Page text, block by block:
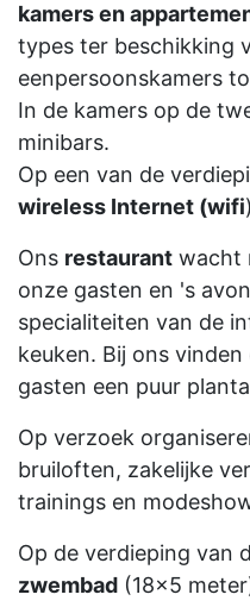
kamers en
types ter beschikking
eenpersoonskamers
In de kamers op de
minibars.
Op een van de
wireless Internet (wifi
Ons restaurant wacht
onze gasten en 's
specialiteiten van de
keuken. Bij ons
gasten een puur
Op verzoek
bruiloften, zakelijke
trainings en
Op de verdieping van
zwembad (18x5